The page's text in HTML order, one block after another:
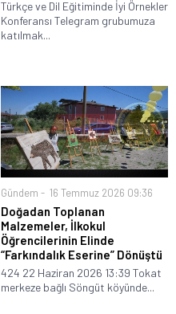
Türkçe ve Dil Eğitiminde İyi Örnekler
Konferansı Telegram grubumuza
katılmak...
Gündem 16 Temmuz 2026 09:36
Doğadan Toplanan
Malzemeler, İlkokul
Öğrencilerinin Elinde
“Farkındalık Eserine” Dönüştü
424 22 Haziran 2026 13:39 Tokat
merkeze bağlı Söngüt köyünde...